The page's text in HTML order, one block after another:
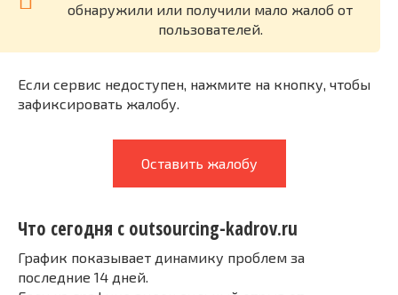
обнаружили или получили мало жалоб от
пользователей.
Если сервис недоступен, нажмите на кнопку, чтобы
зафиксировать жалобу.
Оставить жалобу
Что сегодня с outsourcing-kadrov.ru
График показывает динамику проблем за
последние 14 дней.